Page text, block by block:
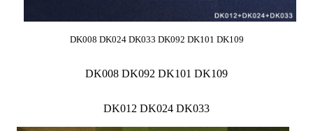
DK008 DK024 DK033 DK092 DK101 DK109
DK008 DK092 DK101 DK109
DK012 DK024 DK033